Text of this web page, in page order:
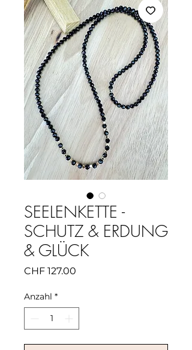
SEELENKETTE -
SCHUTZ & ERDUNG
& GLÜCK
CHF 127.00
Anzahl *